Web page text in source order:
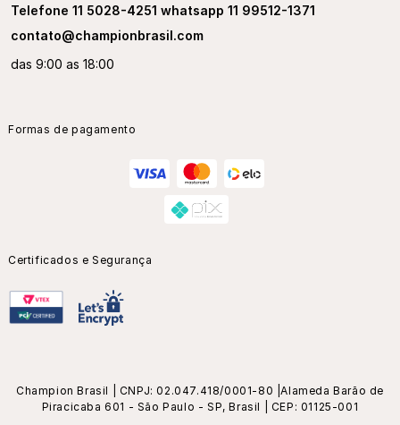
Telefone 11 5028-4251 whatsapp 11 99512-1371
contato@championbrasil.com
das 9:00 as 18:00
Formas de pagamento
Certificados e Segurança
Champion Brasil | CNPJ: 02.047.418/0001-80 |Alameda Barão de
Piracicaba 601 - São Paulo - SP, Brasil | CEP: 01125-001